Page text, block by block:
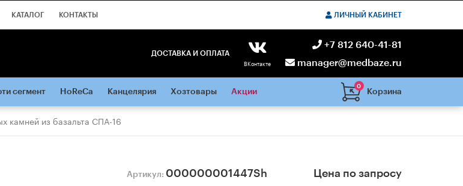
КАТАЛОГ КОНТАКТЫ ЛИЧНЫЙ КАБИНЕТ
ДОСТАВКА И ОПЛАТА
ВКонтакте
+7 812 640-41-81
manager@medbaze.ru
0
Корзина
сегмент HoReCa Канцелярия Хозтовары Акции
камней из базальта СПА-16
Артикул: 000000001447Sh Цена по запросу